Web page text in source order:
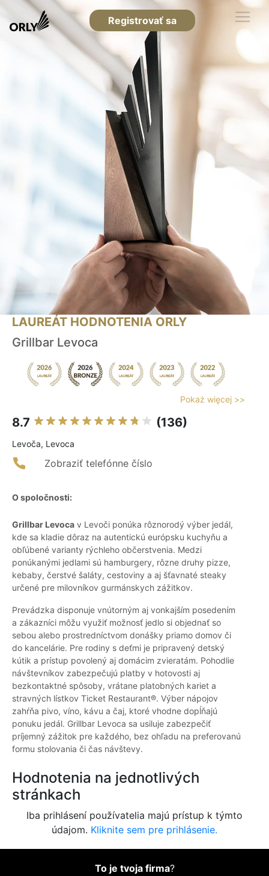
Registrovať sa
LAUREÁT HODNOTENIA ORLY
Grillbar Levoca
Pokaż więcej >>
8.7 (136)
Levoča, Levoca
Zobraziť telefónne číslo
O spoločnosti:
Grillbar Levoca v Levoči ponúka rôznorodý výber jedál,
kde sa kladie dôraz na autentickú európsku kuchyňu a
obľúbené varianty rýchleho občerstvenia. Medzi
ponúkanými jedlami sú hamburgery, rôzne druhy pizze,
kebaby, čerstvé šaláty, cestoviny a aj šťavnaté steaky
určené pre milovníkov gurmánskych zážitkov.
Prevádzka disponuje vnútorným aj vonkajším posedením
a zákazníci môžu využiť možnosť jedlo si objednať so
sebou alebo prostredníctvom donášky priamo domov či
do kancelárie. Pre rodiny s deťmi je pripravený detský
kútik a prístup povolený aj domácim zvieratám. Pohodlie
návštevníkov zabezpečujú platby v hotovosti aj
bezkontaktné spôsoby, vrátane platobných kariet a
stravných lístkov Ticket Restaurant®. Výber nápojov
zahŕňa pivo, víno, kávu a čaj, ktoré vhodne dopĺňajú
ponuku jedál. Grillbar Levoca sa usiluje zabezpečiť
príjemný zážitok pre každého, bez ohľadu na preferovanú
formu stolovania či čas návštevy.
Hodnotenia na jednotlivých
stránkach
Iba prihlásení používatelia majú prístup k týmto
údajom. Kliknite sem pre prihlásenie.
To je tvoja firma?